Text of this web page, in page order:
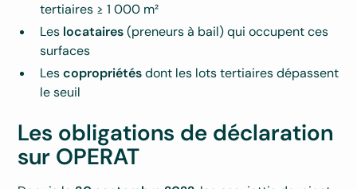
tertiaires ≥ 1 000 m²
Les locataires(preneurs à bail) qui occupent ces
surfaces
Lescopropriétésdont les lots tertiaires dépassent
le seuil
Les obligations de déclaration
sur OPERAT